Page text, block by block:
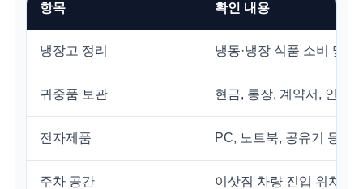
항목 확인 내용
냉장고 정리 냉동·냉장 식품 소비 및
귀중품 보관 현금, 통장, 계약서, 인감
전자제품 PC, 노트북, 공유기 등 데
주차 공간 이삿짐 차량 진입 위치 최